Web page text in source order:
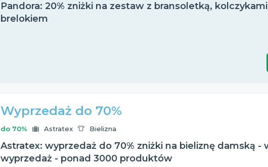
Pandora: 20% zniżki na zestaw z bransoletką,
brelokiem
Wyprzedaż do 70%
do 70% Astratex Bielizna
Astratex: wyprzedaż do 70% zniżki na bieliznę damską -
wyprzedaż - ponad 3000 produktów